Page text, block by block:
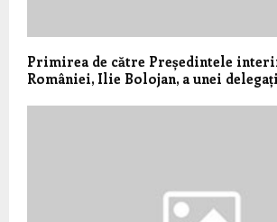
Primirea de către Președintele
României, Ilie Bolojan, a unei